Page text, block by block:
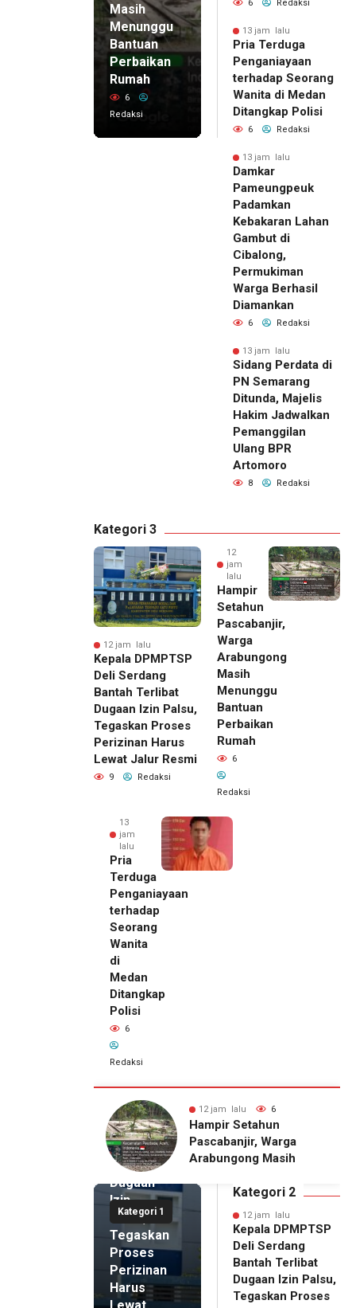
Masih
Menunggu
Bantuan
Perbaikan
Rumah
6
Redaksi
6 Redaksi
13 jam lalu
Pria Terduga
Penganiayaan
terhadap Seorang
Wanita di Medan
Ditangkap Polisi
6 Redaksi
13 jam lalu
Damkar
Pameungpeuk
Padamkan
Kebakaran Lahan
Gambut di
Cibalong,
Permukiman
Warga Berhasil
Diamankan
6 Redaksi
13 jam lalu
Sidang Perdata di
PN Semarang
Ditunda, Majelis
Hakim Jadwalkan
Pemanggilan
Ulang BPR
Artomoro
8 Redaksi
Kategori 3
12 jam lalu
Kepala DPMPTSP
Deli Serdang
Bantah Terlibat
Dugaan Izin Palsu,
Tegaskan Proses
Perizinan Harus
Lewat Jalur Resmi
9 Redaksi
12
jam
lalu
Hampir
Setahun
Pascabanjir,
Warga
Arabungong
Masih
Menunggu
Bantuan
Perbaikan
Rumah
6
Redaksi
13
jam
lalu
Pria
Terduga
Penganiayaan
terhadap
Seorang
Wanita
di
Medan
Ditangkap
Polisi
6
Redaksi
12 jam lalu
Hampir Setahun
Pascabanjir, Warga
Arabungong Masih
Menunggu Bantuan
Perbaikan Rumah
Kategori 1
12 jam lalu
Deli
Serdang
Bantah
Terlibat
Dugaan
Izin
Palsu,
Tegaskan
Proses
Perizinan
Harus
Kategori 2
12 jam lalu
Kepala DPMPTSP
Deli Serdang
Bantah Terlibat
Dugaan Izin Palsu,
Tegaskan Proses